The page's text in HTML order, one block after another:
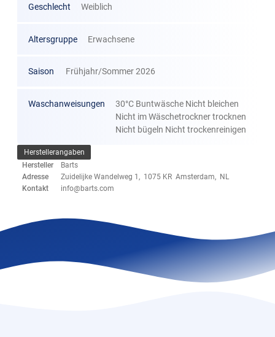
Geschlecht Weiblich
Altersgruppe Erwachsene
Saison Frühjahr/Sommer 2026
Waschanweisungen
30°C Buntwäsche Nicht bleichen
Nicht im Wäschetrockner trocknen
Nicht bügeln Nicht trockenreinigen
Herstellerangaben
Hersteller
Barts
Adresse
Zuidelijke Wandelweg 1, 1075 KR Amsterdam, NL
Kontakt
info@barts.com